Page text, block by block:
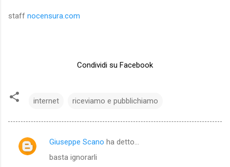
staff nocensura.com
Condividi su Facebook
internet riceviamo e pubblichiamo
C
Giuseppe Scano ha detto…
basta ignorarli